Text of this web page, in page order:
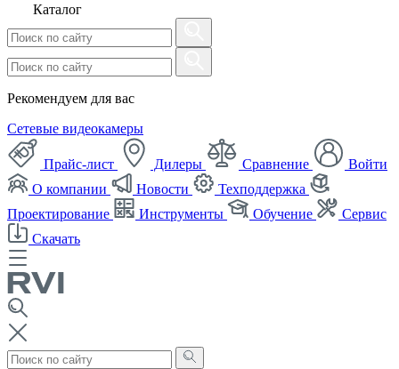
Каталог
Рекомендуем для вас
Сетевые видеокамеры
Прайс-лист Дилеры Сравнение
Войти
О компании
Новости
Техподдержка
Проектирование
Инструменты Обучение
Сервис
Скачать